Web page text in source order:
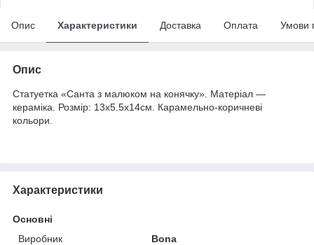
Опис Характеристики Доставка Оплата Умови
Опис
Статуетка «Санта з малюком на конячку». Матеріал —
кераміка. Розмір: 13х5.5х14см. Карамельно-коричневі
кольори.
Характеристики
Основні
Виробник
Bona